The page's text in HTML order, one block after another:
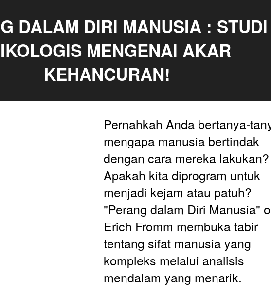
DALAM DIRI MANUSIA : STUDI
MENGENAI AKAR
KEHANCURAN!
Pernahkah Anda bertanya-
mengapa manusia bertindak
dengan cara mereka lakukan?
Apakah kita diprogram untuk
menjadi kejam atau patuh?
"Perang dalam Diri Manusia"
Erich Fromm membuka tabir
tentang sifat manusia yang
kompleks melalui analisis
mendalam yang menarik.